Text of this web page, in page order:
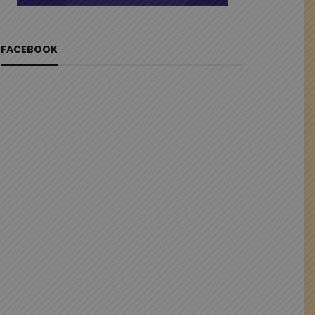
FACEBOOK